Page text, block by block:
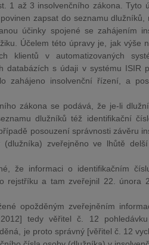
1 až 3 insolvenčního zákona. Tyto
zapsat do seznamu dlužníků,
účinky spojené se zahájením
Účelem této úpravy je, jak výše
klientů v automatizovaných
databázích s údaji v systému ISIR
zahájeno insolvenční řízení, a
zákona se podává, že je-li
dlužníků též identifikační
posouzení správnosti závěru
zveřejněno ve lhůtě
že informaci o identifikačním
rejstříku a tam zveřejnil 22. února
opožděným zveřejněním
tedy věřitel č. 12 pohledávku
je proto správný [věřitel č. 12